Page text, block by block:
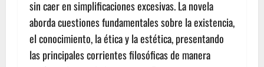
sin caer en simplificaciones excesivas. La novela
aborda cuestiones fundamentales sobre la existencia,
el conocimiento, la ética y la estética, presentando
las principales corrientes filosóficas de manera